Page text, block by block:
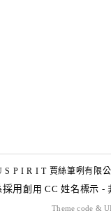
S P I R I T 賈絲筆咧有限
採用創用 CC 姓名標示 -
Theme code &